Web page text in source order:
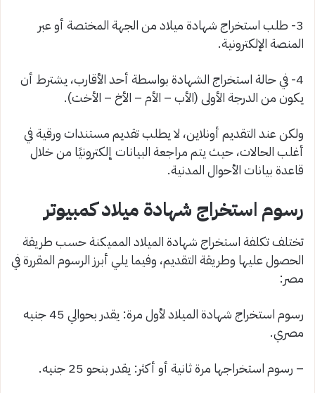
3- طلب استخراج شهادة ميلاد من الجهة المختصة أو عبر
المنصة الإلكترونية.
4- في حالة استخراج الشهادة بواسطة أحد الأقارب، يشترط أن
يكون من الدرجة الأولى (الأب – الأم – الأخ – الأخت).
ولكن عند التقديم أونلاين، لا يطلب تقديم مستندات ورقية في
أغلب الحالات، حيث يتم مراجعة البيانات إلكترونيًا من خلال
قاعدة بيانات الأحوال المدنية.
رسوم استخراج شهادة ميلاد كمبيوتر
تختلف تكلفة استخراج شهادة الميلاد المميكنة حسب طريقة
الحصول عليها وطريقة التقديم، وفيما يلي أبرز الرسوم المقررة في
مصر:
رسوم استخراج شهادة الميلاد لأول مرة: يقدر بحوالي 45 جنيه
مصري.
– رسوم استخراجها مرة ثانية أو أكثر: يقدر بنحو 25 جنيه.